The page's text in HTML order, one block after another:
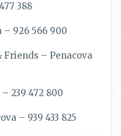
388
– 926 566 900
Friends – Penacova
239 472 800
– 939 433 825